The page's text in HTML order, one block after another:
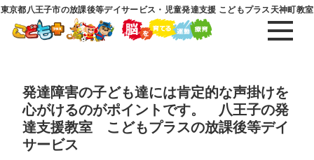
東京都八王子市の放課後等デイサービス・児童発達支援 こどもプラス天神町教室
発達障害の子ども達には肯定的な声掛けを
心がけるのがポイントです。 八王子の発
達支援教室 こどもプラスの放課後等デイ
サービス